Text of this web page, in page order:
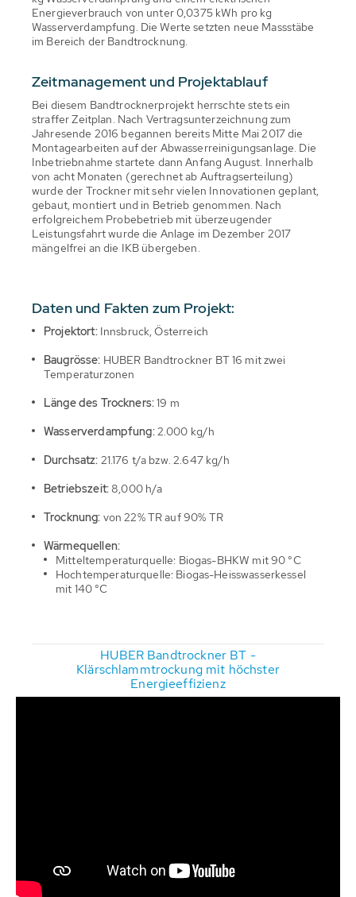
Energieverbrauch von unter 0,0375 kWh pro kg
Wasserverdampfung. Die Werte setzten neue Massstäbe
im Bereich der Bandtrocknung.
Zeitmanagement und Projektablauf
Bei diesem Bandtrocknerprojekt herrschte stets ein
straffer Zeitplan. Nach Vertragsunterzeichnung zum
Jahresende 2016 begannen bereits Mitte Mai 2017 die
Montagearbeiten auf der Abwasserreinigungsanlage. Die
Inbetriebnahme startete dann Anfang August. Innerhalb
von acht Monaten (gerechnet ab Auftragserteilung)
wurde der Trockner mit sehr vielen Innovationen geplant,
gebaut, montiert und in Betrieb genommen. Nach
erfolgreichem Probebetrieb mit überzeugender
Leistungsfahrt wurde die Anlage im Dezember 2017
mängelfrei an die IKB übergeben.
Daten und Fakten zum Projekt:
Projektort: Innsbruck, Österreich
Baugrösse: HUBER Bandtrockner BT 16 mit zwei
Temperaturzonen
Länge des Trockners:19 m
Wasserverdampfung:2.000 kg/h
Durchsatz: 21.176 t/a bzw. 2.647 kg/h
Betriebszeit: 8,000 h/a
Trocknung: von 22% TR auf 90% TR
Wärmequellen:
Mitteltemperaturquelle: Biogas-BHKW mit 90 °C
Hochtemperaturquelle: Biogas-Heisswasserkessel
mit 140 °C
HUBER Bandtrockner BT -
Klärschlammtrockung mit höchster
Energieeffizienz